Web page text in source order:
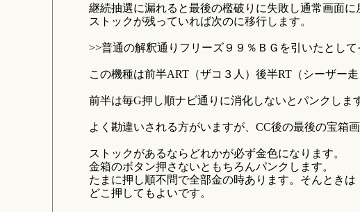
継続抽選に漏れると最後の檻破りに失敗し通常画面に
ストックが残っていれば次のに移行します。
>>普通の解釈通りフリーズ９９％ＢＧを引いたとし
この機種は前半ART（ザコ３人）後半RT（シーザー
前半は毎G押し順ナビ通りに消化しないとパンクしま
よく勘違いされる方がいますが、CC後の最後の宝箱
ストックがあるならどれかが必ず金色になります。
金箱のボタン押さないともちろんパンクします。
たまに押し順不問で全部金の時あります。そんときは
どこ押してもよいです。